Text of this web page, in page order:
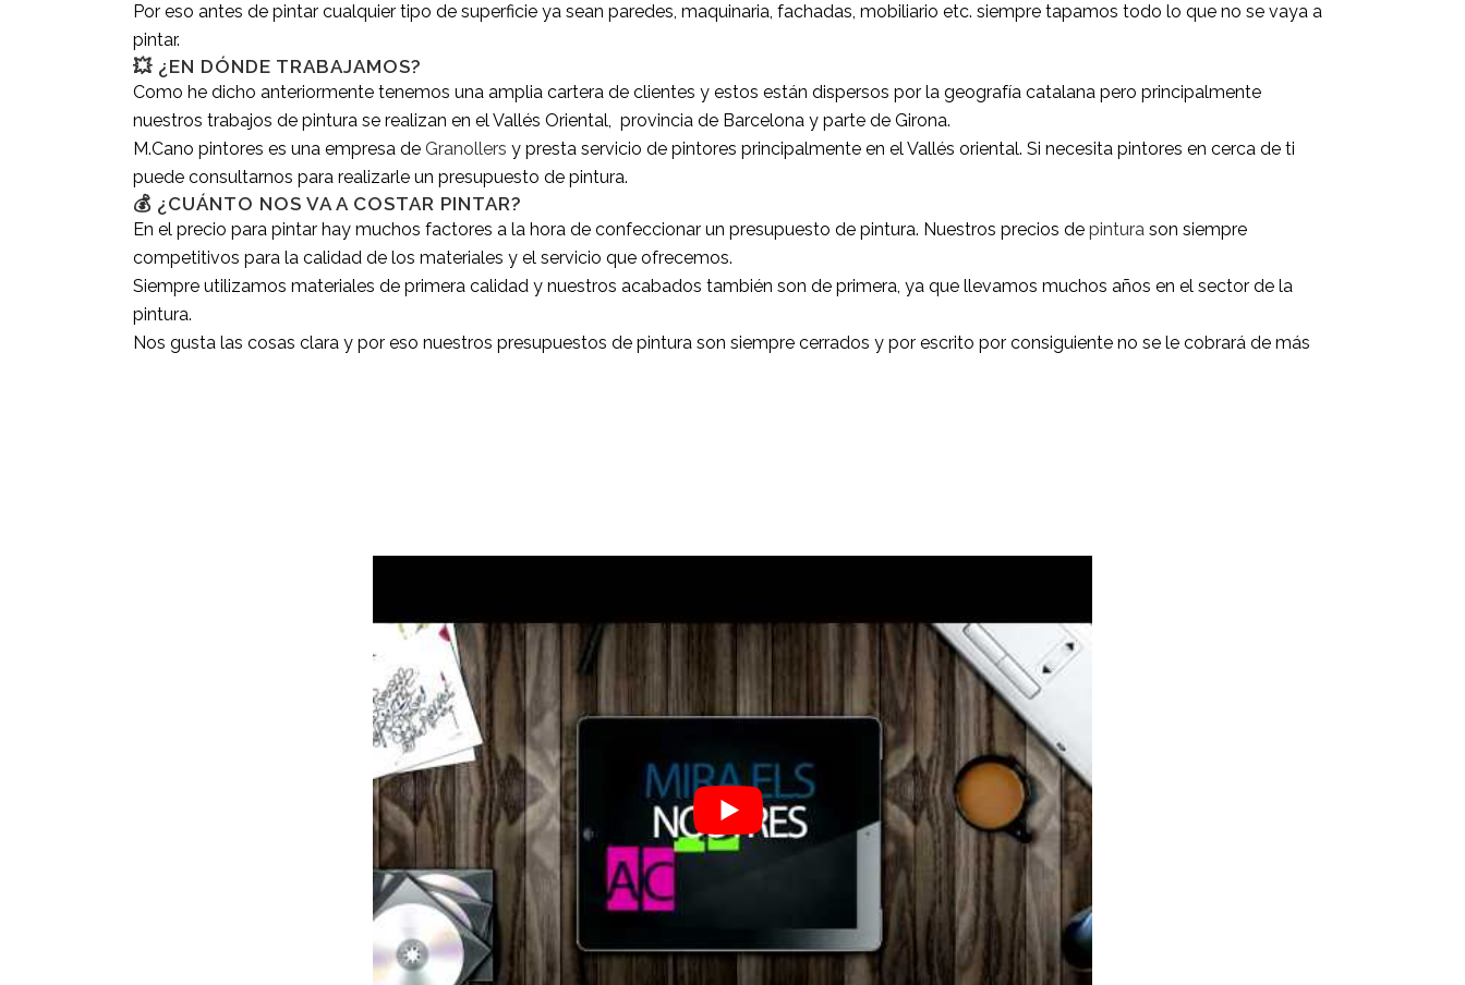
Por eso antes de pintar cualquier tipo de superficie ya sean paredes, maquinaria, fachadas, mobiliario etc. siempre tapamos todo lo que no se vaya a
pintar.
💥 ¿EN DÓNDE TRABAJAMOS?
Como he dicho anteriormente tenemos una amplia cartera de clientes y estos están dispersos por la geografía catalana pero principalmente
nuestros trabajos de pintura se realizan en el Vallés Oriental, provincia de Barcelona y parte de Girona.
M.Cano pintores es una empresa de Granollers y presta servicio de pintores principalmente en el Vallés oriental. Si necesita pintores en cerca de ti
puede consultarnos para realizarle un presupuesto de pintura.
💰 ¿CUÁNTO NOS VA A COSTAR PINTAR?
En el precio para pintar hay muchos factores a la hora de confeccionar un presupuesto de pintura. Nuestros precios de pintura son siempre
competitivos para la calidad de los materiales y el servicio que ofrecemos.
Siempre utilizamos materiales de primera calidad y nuestros acabados también son de primera, ya que llevamos muchos años en el sector de la
pintura.
Nos gusta las cosas clara y por eso nuestros presupuestos de pintura son siempre cerrados y por escrito por consiguiente no se le cobrará de más